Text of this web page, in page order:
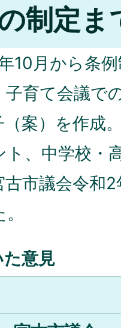
制定ま
10月から条
子育て会議で
（案）を作成
ト、中学校・
古市議会令和
意見